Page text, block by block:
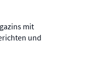
mit
und